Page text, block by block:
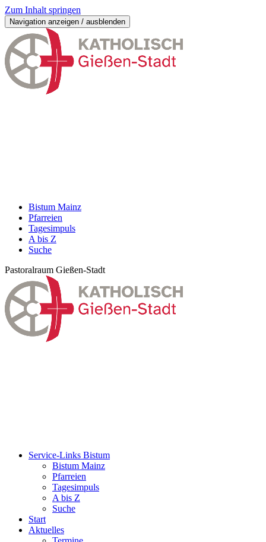
Zum Inhalt springen
Navigation anzeigen / ausblenden
Bistum Mainz
Pfarreien
Tagesimpuls
A bis Z
Suche
Pastoralraum Gießen-Stadt
Service-Links Bistum
Bistum Mainz
Pfarreien
Tagesimpuls
A bis Z
Suche
Start
Aktuelles